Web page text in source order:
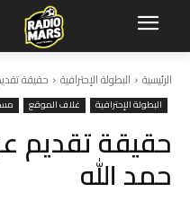
الرئيسية البطولة الإحترافية حقيقة
البطولة الإحترافية غلاف الموقع
حقيقة تقديم
حمد الله